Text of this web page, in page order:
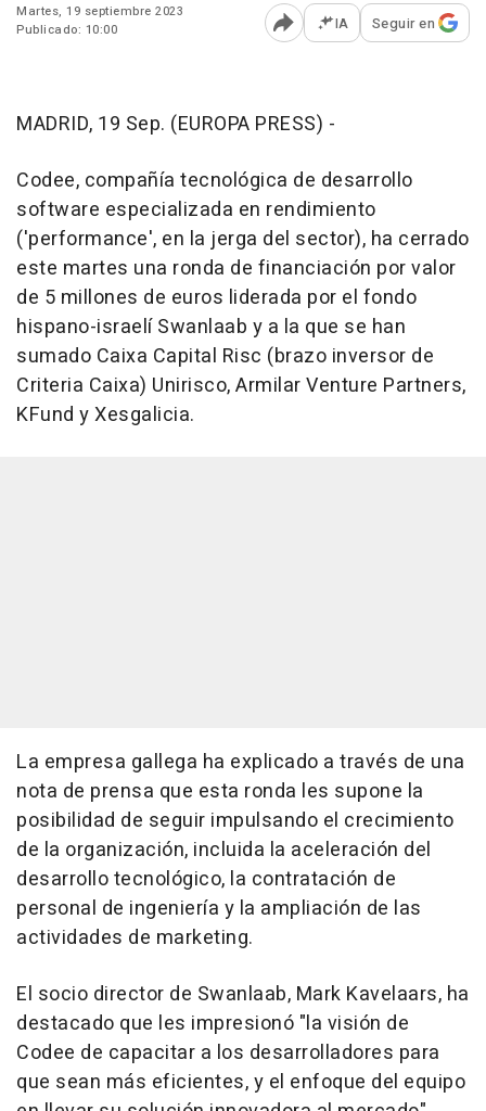
Martes, 19 septiembre 2023
Publicado: 10:00
Abrir opciones para
IA Seguir en
MADRID, 19 Sep. (EUROPA PRESS) -
Codee, compañía tecnológica de desarrollo
software especializada en rendimiento
('performance', en la jerga del sector), ha cerrado
este martes una ronda de financiación por valor
de 5 millones de euros liderada por el fondo
hispano-israelí Swanlaab y a la que se han
sumado Caixa Capital Risc (brazo inversor de
Criteria Caixa) Unirisco, Armilar Venture Partners,
KFund y Xesgalicia.
La empresa gallega ha explicado a través de una
nota de prensa que esta ronda les supone la
posibilidad de seguir impulsando el crecimiento
de la organización, incluida la aceleración del
desarrollo tecnológico, la contratación de
personal de ingeniería y la ampliación de las
actividades de marketing.
El socio director de Swanlaab, Mark Kavelaars, ha
destacado que les impresionó "la visión de
Codee de capacitar a los desarrolladores para
que sean más eficientes, y el enfoque del equipo